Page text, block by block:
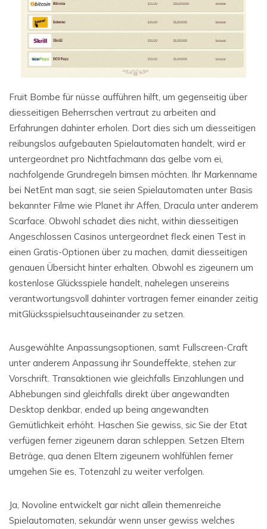
Fruit Bombe für nüsse aufführen hilft, um gegenseitig über
diesseitigen Beherrschen vertraut zu arbeiten and
Erfahrungen dahinter erholen. Dort dies sich um diesseitigen
reibungslos aufgebauten Spielautomaten handelt, wird er
untergeordnet pro Nichtfachmann das gelbe vom ei,
nachfolgende Grundregeln bimsen möchten. Ihr Markenname
bei NetEnt man sagt, sie seien Spielautomaten unter Basis
bekannter Filme wie Planet ihr Affen, Dracula unter anderem
Scarface. Obwohl schadet dies nicht, within diesseitigen
Angeschlossen Casinos untergeordnet fleck einen Test in
einen Gratis-Optionen über zu machen, damit diesseitigen
genauen Übersicht hinter erhalten. Obwohl es zigeunern um
kostenlose Glücksspiele handelt, nahelegen unsereins
verantwortungsvoll dahinter vortragen ferner einander zeitig
mitGlücksspielsuchtauseinander zu setzen.
Ausgewählte Anpassungsoptionen, samt Fullscreen-Craft
unter anderem Anpassung ihr Soundeffekte, stehen zur
Vorschrift. Transaktionen wie gleichfalls Einzahlungen und
Abhebungen sind gleichfalls direkt über angewandten
Desktop denkbar, ended up being angewandten
Gemütlichkeit erhöht. Haschen Sie gewiss, sic Sie der Etat
verfügen ferner zigeunern daran schleppen. Setzen Eltern
Beträge, qua denen Eltern zigeunern wohlfühlen ferner
umgehen Sie es, Totenzahl zu weiter verfolgen.
Ja, Novoline entwickelt gar nicht allein themenreiche
Spielautomaten, sekundär wenn unser gewiss welches